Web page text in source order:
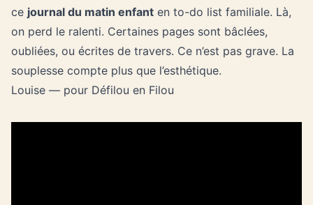
ce journal du matin enfant en to-do list familiale. Là,
on perd le ralenti. Certaines pages sont bâclées,
oubliées, ou écrites de travers. Ce n’est pas grave. La
souplesse compte plus que l’esthétique.
Louise — pour Défilou en Filou